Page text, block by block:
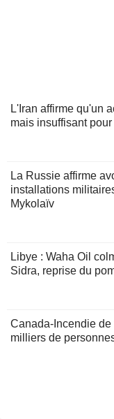
L'Iran affirme qu'un
mais insuffisant
La Russie affirme
installations
Mykolaïv
Libye : Waha Oil
Sidra, reprise du
Canada-Incendie
milliers de